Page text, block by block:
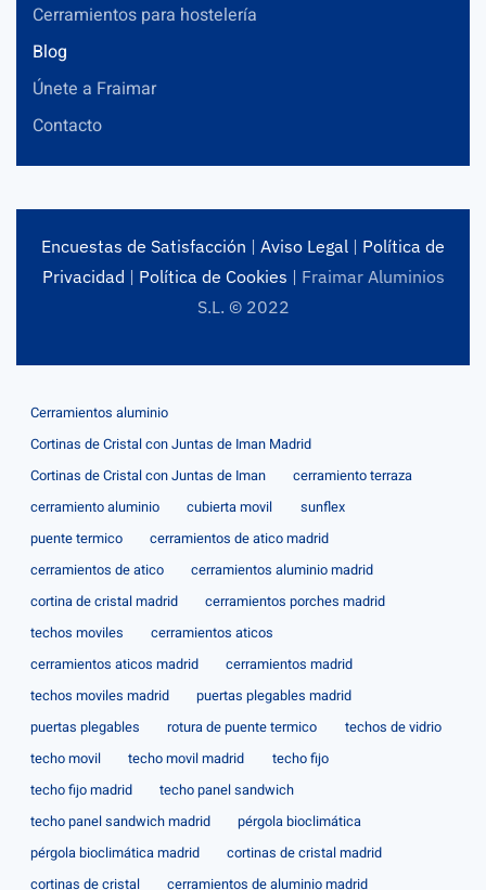
Cerramientos para hostelería
Blog
Únete a Fraimar
Contacto
Encuestas de Satisfacción | Aviso Legal | Política de
Privacidad | Política de Cookies | Fraimar Aluminios
S.L. © 2022
Cerramientos aluminio
Cortinas de Cristal con Juntas de Iman Madrid
Cortinas de Cristal con Juntas de Iman
cerramiento terraza
cerramiento aluminio
cubierta movil
sunflex
puente termico
cerramientos de atico madrid
cerramientos de atico
cerramientos aluminio madrid
cortina de cristal madrid
cerramientos porches madrid
techos moviles
cerramientos aticos
cerramientos aticos madrid
cerramientos madrid
techos moviles madrid
puertas plegables madrid
puertas plegables
rotura de puente termico
techos de vidrio
techo movil
techo movil madrid
techo fijo
techo fijo madrid
techo panel sandwich
techo panel sandwich madrid
pérgola bioclimática
pérgola bioclimática madrid
cortinas de cristal madrid
cortinas de cristal
cerramientos de aluminio madrid